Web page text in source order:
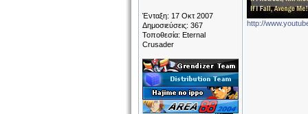
Ένταξη: 17 Οκτ 2007
Δημοσιεύσεις: 367
Τοποθεσία: Eternal
Crusader
http://